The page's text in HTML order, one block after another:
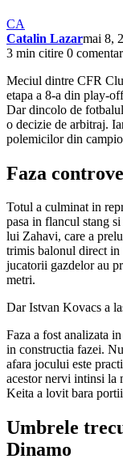
CA
Catalin Lazarmai 8,
3 min citire 0
Meciul dintre CFR
etapa a 8-a din play-
Dar dincolo de
o decizie de arbitraj.
polemicilor din
Faza
Totul a culminat in
pasa in flancul stang
lui Zahavi, care a
trimis balonul direct
jucatorii gazdelor au
metri.
Dar Istvan Kovacs a
Faza a fost analizata
in constructia fazei.
afara jocului este
acestor nervi intinsi la
Keita a lovit bara portii
Umbrele
Dinamo